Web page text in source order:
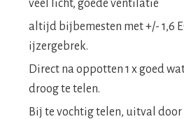
veel licht, goede ventilatie
altijd bijbemesten met +/- 1,6
ijzergebrek.
Direct na oppotten 1 x goed
droog te telen.
Bij te vochtig telen, uitval